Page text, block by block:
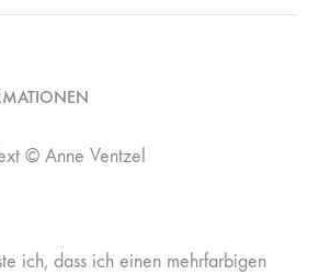
© Anne Ventzel
ich, dass ich einen mehrfarbigen